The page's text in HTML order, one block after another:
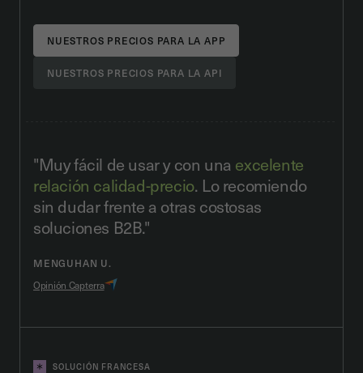
NUESTROS PRECIOS PARA LA APP
NUESTROS PRECIOS PARA LA API
"Muy fácil de usar y con una excelente
relación calidad-precio. Lo recomiendo
sin dudar frente a otras costosas
soluciones B2B."
MENGUHAN U.
Opinión Capterra
SOLUCIÓN FRANCESA